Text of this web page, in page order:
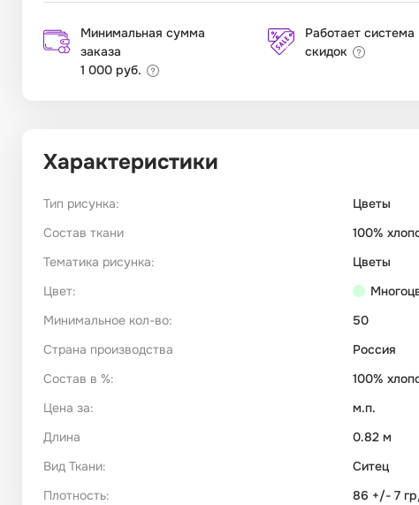
Минимальная сумма
заказа
1 000 руб.
Работает система
скидок
Характеристики
Тип рисунка:
Цветы
Состав ткани
100%
Тематика рисунка:
Цветы
Цвет:
Минимальное кол-во:
50
Страна производства
Россия
Состав в %:
100%
Цена за:
м.п.
Длина
0.82 м
Вид Ткани:
Ситец
Плотность:
86 +/- 7